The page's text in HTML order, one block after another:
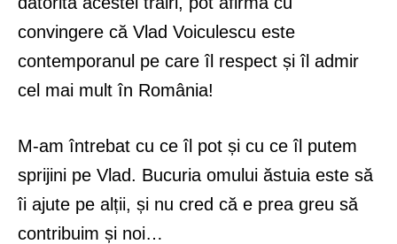
convingere că Vlad Voiculescu este
contemporanul pe care îl respect și îl admir
cel mai mult în România!
M-am întrebat cu ce îl pot și cu ce îl putem
sprijini pe Vlad. Bucuria omului ăstuia este să
îi ajute pe alții, și nu cred că e prea greu să
contribuim și noi…